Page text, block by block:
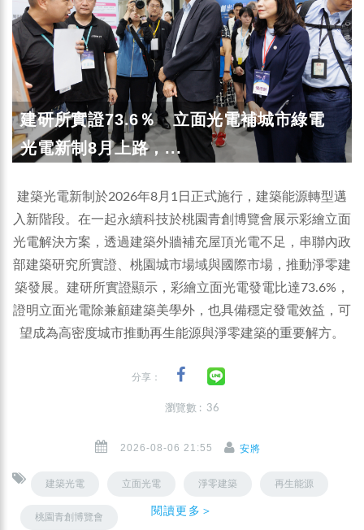
建研所實證73.6％ 立面光電補城市綠電
光電新制8月上路，...
建築光電新制於2026年8月1日正式施行，建築能源轉型邁
入新階段。在一起永續科技於桃園青創博覽會展示彩繪立面
光電解決方案，透過建築外牆補充屋頂光電不足，串聯內政
部建築研究所實證、桃園城市場域與國際市場，推動淨零建
築發展。建研所實證顯示，彩繪立面光電發電比達73.6%，
證明立面光電除兼顧建築美學外，也具備穩定發電效益，可
望成為高密度城市推動再生能源與淨零建築的重要解方。
分享：
瀏覽數 : 36
2026-08-06 21:55 安將
建築光電 立面光電 淨零建築 再生能源
桃園青創博覽會 閱讀更多＞